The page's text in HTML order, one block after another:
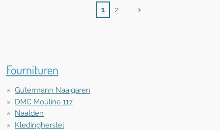
1 2
Fournituren
Gutermann Naaigaren
DMC Mouline 117
Naalden
Kledingherstel